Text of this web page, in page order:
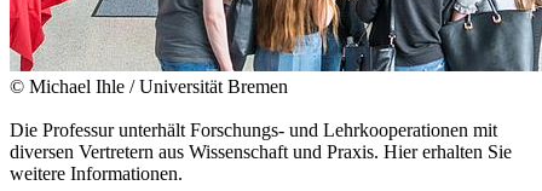
© Michael Ihle / Universität Bremen
Die Professur unterhält Forschungs- und Lehrkooperationen mit
diversen Vertretern aus Wissenschaft und Praxis. Hier erhalten Sie
weitere Informationen.